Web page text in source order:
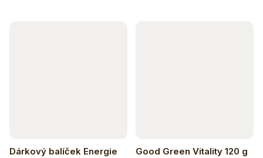
Dárkový balíček Energie Good Green Vitality 120 g